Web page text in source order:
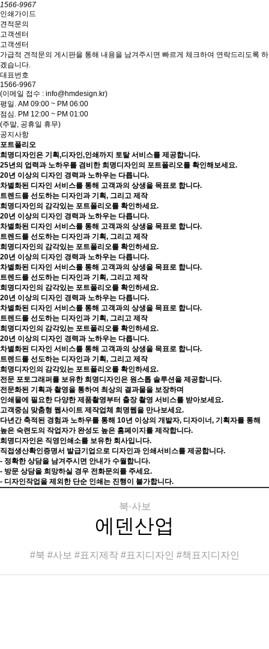
1566-9967
인쇄가이드
견적문의
고객센터
고객센터
가급적 견적문의 게시판을 통해 내용을 남겨주시면 빠르게 체크하여 연락드리도록 하
겠습니다.
대표번호
1566-9967
(이메일 접수 : info@hmdesign.kr)
평일. AM 09:00 ~ PM 06:00
점심. PM 12:00 ~ PM 01:00
(주말, 공휴일 휴무)
공지사항
포트폴리오
희명디자인은 기획,디자인,인쇄까지 토탈 서비스를 제공합니다.
25년의 업력과 노하우를 겸비한 희명디자인의 포트폴리오를 확인해보세요.
20년 이상의 디자인 경력과 노하우는 다릅니다.
차별화된 디자인 서비스를 통해 고객과의 상생을 목표로 합니다.
트렌드를 선도하는 디자인과 기획, 그리고 제작
희명디자인의 감각있는 포트폴리오를 확인하세요.
20년 이상의 디자인 경력과 노하우는 다릅니다.
차별화된 디자인 서비스를 통해 고객과의 상생을 목표로 합니다.
트렌드를 선도하는 디자인과 기획, 그리고 제작
희명디자인의 감각있는 포트폴리오를 확인하세요.
20년 이상의 디자인 경력과 노하우는 다릅니다.
차별화된 디자인 서비스를 통해 고객과의 상생을 목표로 합니다.
트렌드를 선도하는 디자인과 기획, 그리고 제작
희명디자인의 감각있는 포트폴리오를 확인하세요.
20년 이상의 디자인 경력과 노하우는 다릅니다.
차별화된 디자인 서비스를 통해 고객과의 상생을 목표로 합니다.
트렌드를 선도하는 디자인과 기획, 그리고 제작
희명디자인의 감각있는 포트폴리오를 확인하세요.
20년 이상의 디자인 경력과 노하우는 다릅니다.
차별화된 디자인 서비스를 통해 고객과의 상생을 목표로 합니다.
트렌드를 선도하는 디자인과 기획, 그리고 제작
희명디자인의 감각있는 포트폴리오를 확인하세요.
전문 포토그래퍼를 보유한 희명디자인은 원스톱 솔루션을 제공합니다.
전문화된 기획과 촬영을 통하여 최상의 결과물을 보장하며
인쇄물에 필요한 다양한 제품촬영부터 출장 촬영 서비스를 받아보세요.
고객중심 맞춤형 웹사이트 제작업체 희명웹을 만나보세요.
다년간 축적된 경험과 노하우를 통해 10년 이상의 개발자, 디자이너, 기획자를 통해
높은 숙련도의 작업자가 완성도 높은 홈페이지를 제작합니다.
희명디자인은 직영인쇄소를 보유한 회사입니다.
직접생산확인증명서 발급기업으로 디자인과 인쇄서비스를 제공합니다.
- 정확한 상담을 남겨주시면 안내가 수월합니다.
- 방문 상담을 희망하실 경우 전화문의를 주세요.
- 디자인작업을 제외한 단순 인쇄는 진행이 불가합니다.
북·사보
에덴산업
#북 #사보 #표지제작 #표지디자인 #책표지디자인